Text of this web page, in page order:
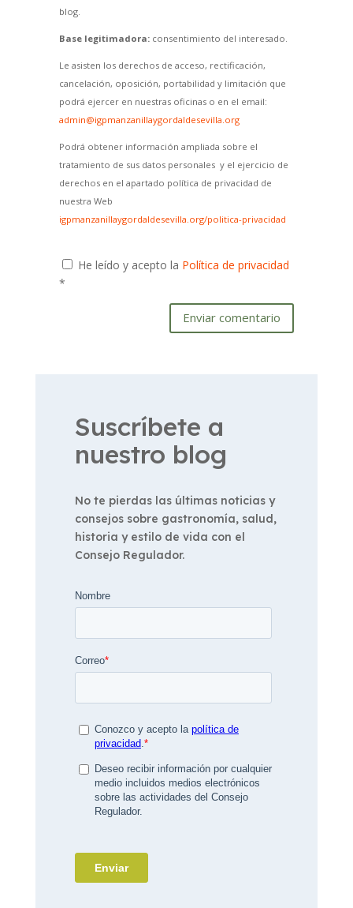
blog.
Base legitimadora:consentimiento del interesado.
Le asisten los derechos de acceso, rectificación,
cancelación, oposición, portabilidad y limitación que
podrá ejercer en nuestras oficinas o en el email:
admin@igpmanzanillaygordaldesevilla.org
Podrá obtener información ampliada sobre el
tratamiento de sus datos personales y el ejercicio de
derechos en el apartado política de privacidad de
nuestra Web
igpmanzanillaygordaldesevilla.org/politica-privacidad
He leído y acepto la Política de privacidad
*
Enviar comentario
Suscríbete a
nuestro blog
No te pierdas las últimas noticias y
consejos sobre gastronomía, salud,
historia y estilo de vida con el
Consejo Regulador.